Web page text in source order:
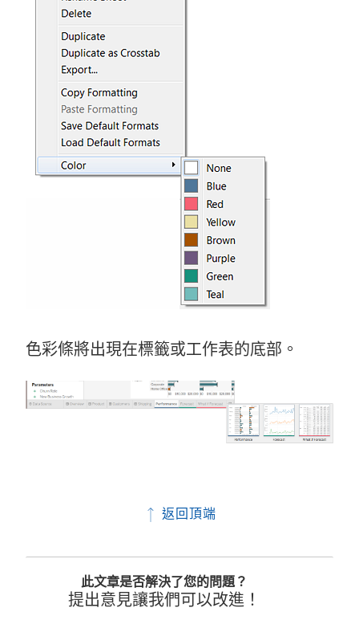
色彩條將出現在標籤或工作表的底部。
返回頂端
此文章是否解決了您的問題？
提出意見讓我們可以改進！